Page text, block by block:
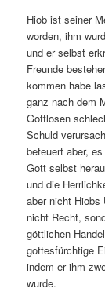
Hiob ist seiner
worden, ihm
und er selbst
Freunde
kommen habe
ganz nach dem
Gottlosen
Schuld
beteuert aber,
Gott selbst
und die
aber nicht Hiobs
nicht Recht,
göttlichen
gottesfürchtige
indem er ihm
wurde.